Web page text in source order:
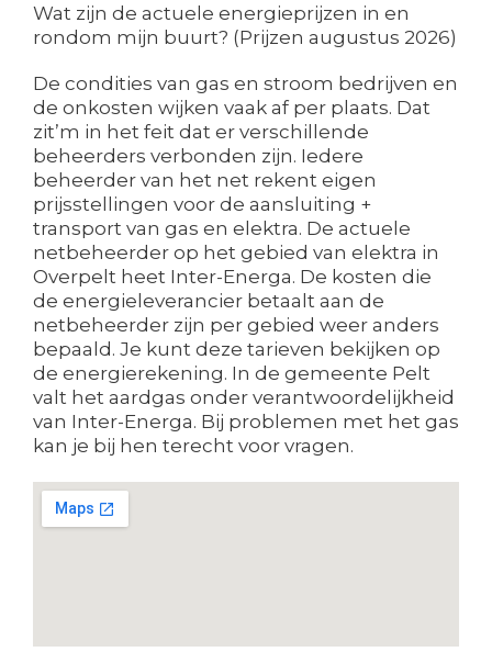
Wat zijn de actuele energieprijzen in en
rondom mijn buurt? (Prijzen augustus 2026)
De condities van gas en stroom bedrijven en
de onkosten wijken vaak af per plaats. Dat
zit’m in het feit dat er verschillende
beheerders verbonden zijn. Iedere
beheerder van het net rekent eigen
prijsstellingen voor de aansluiting +
transport van gas en elektra. De actuele
netbeheerder op het gebied van elektra in
Overpelt heet Inter-Energa. De kosten die
de energieleverancier betaalt aan de
netbeheerder zijn per gebied weer anders
bepaald. Je kunt deze tarieven bekijken op
de energierekening. In de gemeente Pelt
valt het aardgas onder verantwoordelijkheid
van Inter-Energa. Bij problemen met het gas
kan je bij hen terecht voor vragen.